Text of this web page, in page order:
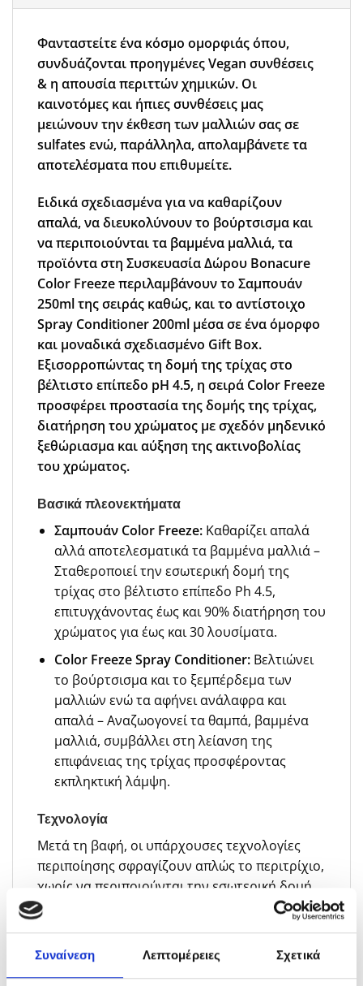
Συναίνεση Λεπτομέρειες Σχετικά
Φανταστείτε ένα κόσμο ομορφιάς όπου,
συνδυάζονται προηγμένες Vegan συνθέσεις
& η απουσία περιττών χημικών. Οι
καινοτόμες και ήπιες συνθέσεις μας
μειώνουν την έκθεση των μαλλιών σας σε
sulfates ενώ, παράλληλα, απολαμβάνετε τα
αποτελέσματα που επιθυμείτε.
Ειδικά σχεδιασμένα για να καθαρίζουν
απαλά, να διευκολύνουν το βούρτσισμα και
να περιποιούνται τα βαμμένα μαλλιά, τα
προϊόντα στη Συσκευασία Δώρου Bonacure
Color Freeze περιλαμβάνουν το Σαμπουάν
250ml της σειράς καθώς, και το αντίστοιχο
Spray Conditioner 200ml μέσα σε ένα όμορφο
και μοναδικά σχεδιασμένο Gift Box.
Εξισορροπώντας τη δομή της τρίχας στο
βέλτιστο επίπεδο pH 4.5, η σειρά Color Freeze
προσφέρει προστασία της δομής της τρίχας,
διατήρηση του χρώματος με σχεδόν μηδενικό
ξεθώριασμα και αύξηση της ακτινοβολίας
του χρώματος.
Βασικά πλεονεκτήματα
Σαμπουάν Color Freeze:Καθαρίζει απαλά
αλλά αποτελεσματικά τα βαμμένα μαλλιά –
Σταθεροποιεί την εσωτερική δομή της
τρίχας στο βέλτιστο επίπεδο Ph 4.5,
επιτυγχάνοντας έως και 90% διατήρηση του
χρώματος για έως και 30 λουσίματα.
Color Freeze Spray Conditioner:Βελτιώνει
το βούρτσισμα και το ξεμπέρδεμα των
μαλλιών ενώ τα αφήνει ανάλαφρα και
απαλά – Αναζωογονεί τα θαμπά, βαμμένα
μαλλιά, συμβάλλει στη λείανση της
επιφάνειας της τρίχας προσφέροντας
εκπληκτική λάμψη.
Τεχνολογία
Μετά τη βαφή, οι υπάρχουσες τεχνολογίες
περιποίησης σφραγίζουν απλώς το περιτρίχιο,
χωρίς να περιποιούνται την εσωτερική δομή
της τρίχας. Αυτό μπορεί να μειώσει την
ανθεκτικότητα των μαλλιών, να προκαλέσει το
σπάσιμο της τρίχας και σημαντικό ξεθώριασμα
του χρώματος. ΝΕΟ Προηγμένο Σύμπλεγμα